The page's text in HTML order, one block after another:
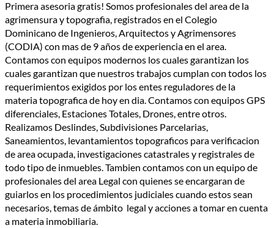
Primera asesoria gratis! Somos profesionales del area de la
agrimensura y topografia, registrados en el Colegio
Dominicano de Ingenieros, Arquitectos y Agrimensores
(CODIA) con mas de 9 años de experiencia en el area.
Contamos con equipos modernos los cuales garantizan los
cuales garantizan que nuestros trabajos cumplan con todos los
requerimientos exigidos por los entes reguladores de la
materia topografica de hoy en dia. Contamos con equipos GPS
diferenciales, Estaciones Totales, Drones, entre otros.
Realizamos Deslindes, Subdivisiones Parcelarias,
Saneamientos, levantamientos topograficos para verificacion
de area ocupada, investigaciones catastrales y registrales de
todo tipo de inmuebles. Tambien contamos con un equipo de
profesionales del area Legal con quienes se encargaran de
guiarlos en los procedimientos judiciales cuando estos sean
necesarios, temas de ámbito legal y acciones a tomar en cuenta
a materia inmobiliaria.